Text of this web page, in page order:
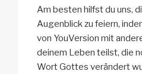
Am besten hilfst du uns,
Augenblick zu feiern,
von YouVersion mit
deinem Leben teilst, die
Wort Gottes verändert